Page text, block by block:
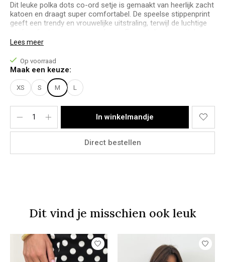
Dit leuke polka dots co-ord setje is gemaakt van heerlijk zacht
katoen en draagt super comfortabel. De speelse stippenprint
geeft een trendy en vrouwelijke uitstraling, terwijl de luchtige
stijlvol én comfortabel laat voelen.
Model Stacey:
Lichaamslengte: 1,73m
Bovenkant: M
Onderkant: 38
Het model draagt maat M
Materiaal:
95% Cotton & 5% Elastanne
Lees meer
Op voorraad
Maak een keuze:
XS S M L
In winkelmandje
Direct bestellen
Dit vind je misschien ook leuk
Items van productcarrousel